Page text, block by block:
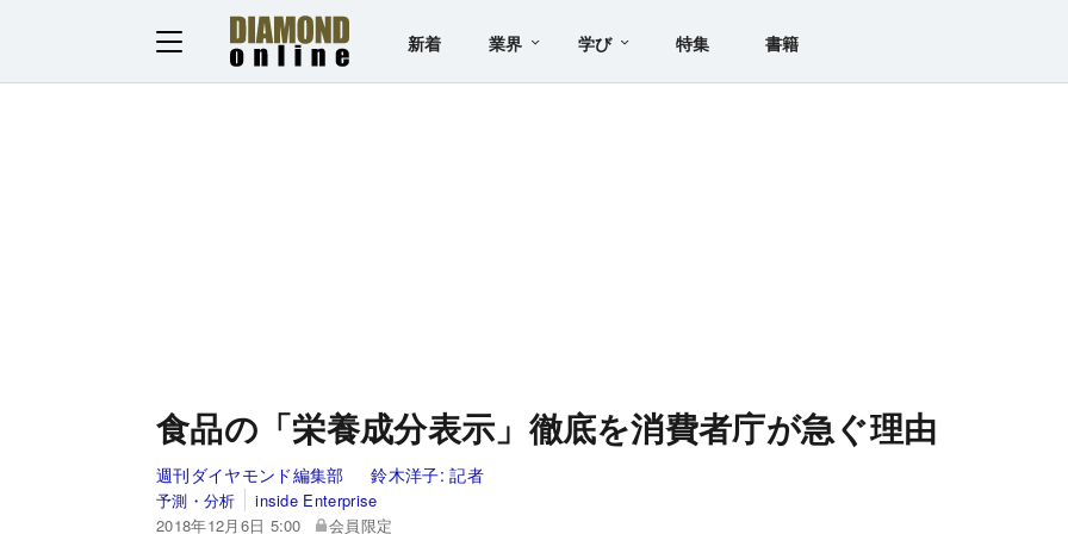
新着 業界 学び 特集 書籍
食品の「栄養成分表示」徹底を消費者庁が急ぐ理由
週刊ダイヤモンド編集部 鈴木洋子:記者
予測・分析
inside Enterprise
2018年12月6日 5:00
会員限定